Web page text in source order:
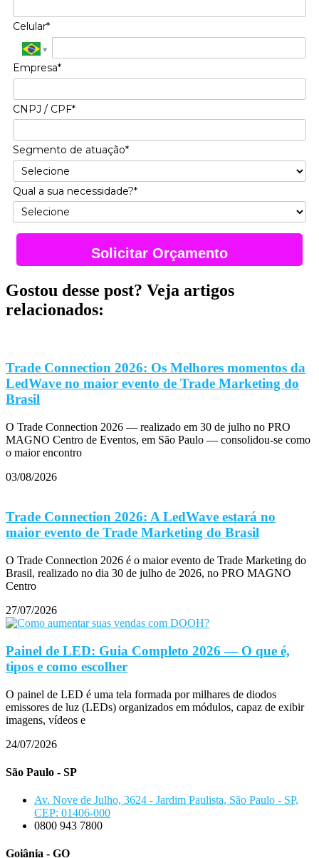
Celular*
Empresa*
CNPJ / CPF*
Segmento de atuação*
Qual a sua necessidade?*
Solicitar Orçamento
Gostou desse post? Veja artigos
relacionados:
Trade Connection 2026: Os Melhores momentos da
LedWave no maior evento de Trade Marketing do
Brasil
O Trade Connection 2026 — realizado em 30 de julho no PRO
MAGNO Centro de Eventos, em São Paulo — consolidou-se como
o maior encontro
03/08/2026
Trade Connection 2026: A LedWave estará no
maior evento de Trade Marketing do Brasil
O Trade Connection 2026 é o maior evento de Trade Marketing do
Brasil, realizado no dia 30 de julho de 2026, no PRO MAGNO
Centro
27/07/2026
Painel de LED: Guia Completo 2026 — O que é,
tipos e como escolher
O painel de LED é uma tela formada por milhares de diodos
emissores de luz (LEDs) organizados em módulos, capaz de exibir
imagens, vídeos e
24/07/2026
São Paulo - SP
Av. Nove de Julho, 3624 - Jardim Paulista, São Paulo - SP,
CEP: 01406-000
0800 943 7800
Goiânia - GO